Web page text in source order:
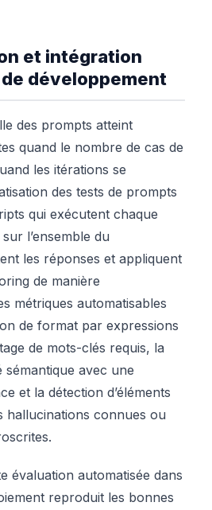
et intégration
développement
des prompts atteint
quand le nombre de cas de
les itérations se
des tests de prompts
qui exécutent chaque
l’ensemble du
les réponses et appliquent
de manière
métriques automatisables
de format par expressions
de mots-clés requis, la
sémantique avec une
et la détection d’éléments
hallucinations connues ou
évaluation automatisée dans
reproduit les bonnes